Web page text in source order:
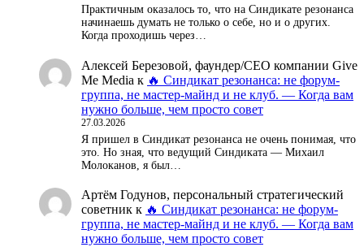
Практичным оказалось то, что на Синдикате резонанса
начинаешь думать не только о себе, но и о других.
Когда проходишь через…
Алексей Березовой, фаундер/СЕО компании Give
Me Media к 🔥 Синдикат резонанса: не форум-
группа, не мастер-майнд и не клуб. — Когда вам
нужно больше, чем просто совет
27.03.2026
Я пришел в Синдикат резонанса не очень понимая, что
это. Но зная, что ведущий Синдиката — Михаил
Молоканов, я был…
Артём Годунов, персональный стратегический
советник к 🔥 Синдикат резонанса: не форум-
группа, не мастер-майнд и не клуб. — Когда вам
нужно больше, чем просто совет